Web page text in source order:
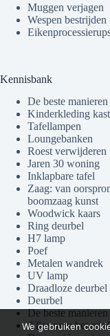
Muggen verjagen
Wespen bestrijden
Kennisbank
De beste
Kinderkleding
Tafellampen
Loungebanken
Roest verwijderen
Jaren 30 woning
Inklapbare tafel
Zaag: van
boomzaag kunst
Woodwick kaars
Ring deurbel
H7 lamp
Poef
Metalen wandrek
UV lamp
Draadloze deurbel
Deurbel
De beste
Alles over het
We gebruiken